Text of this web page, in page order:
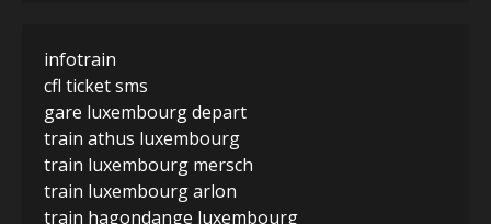
infotrain
cfl ticket sms
gare luxembourg depart
train athus luxembourg
train luxembourg mersch
train luxembourg arlon
train hagondange luxembourg